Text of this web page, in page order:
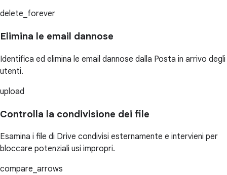
delete_forever
Elimina le email dannose
Identifica ed elimina le email dannose dalla Posta in arrivo degli
utenti.
upload
Controlla la condivisione dei file
Esamina i file di Drive condivisi esternamente e intervieni per
bloccare potenziali usi impropri.
compare_arrows